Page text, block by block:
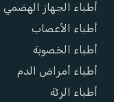
أطباء الجهاز الهضمي
أطباء الأعصاب
أطباء الخصوبة
أطباء أمراض الدم
أطباء الرئة